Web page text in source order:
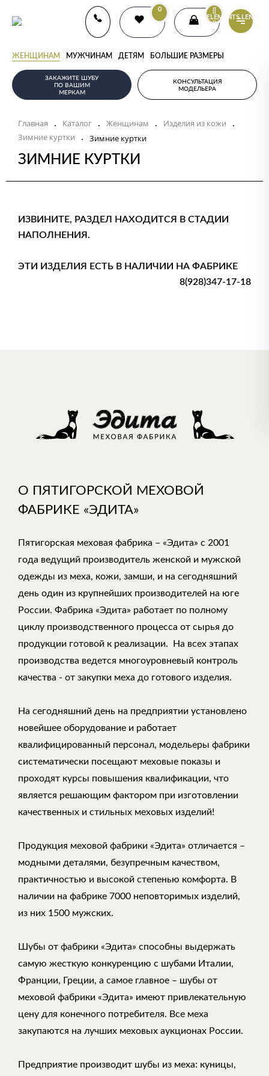
0
{{
ELEMENTS.LENGTH
}}
ЖЕНЩИНАМ МУЖЧИНАМ ДЕТЯМ БОЛЬШИЕ РАЗМЕРЫ
ЗАКАЖИТЕ ШУБУ
ПО ВАШИМ
МЕРКАМ
КОНСУЛЬТАЦИЯ
МОДЕЛЬЕРА
Главная . Каталог . Женщинам . Изделия из кожи .
Зимние куртки . Зимние куртки
ЗИМНИЕ КУРТКИ
ИЗВИНИТЕ, РАЗДЕЛ НАХОДИТСЯ В СТАДИИ
НАПОЛНЕНИЯ.
ЭТИ ИЗДЕЛИЯ ЕСТЬ В НАЛИЧИИ НА ФАБРИКЕ
8(928)347-17-18
О ПЯТИГОРСКОЙ МЕХОВОЙ
ФАБРИКЕ «ЭДИТА»
Пятигорская меховая фабрика – «Эдита» с 2001
года ведущий производитель женской и мужской
одежды из меха, кожи, замши, и на сегодняшний
день один из крупнейших производителей на юге
России. Фабрика «Эдита» работает по полному
циклу производственного процесса от сырья до
продукции готовой к реализации. На всех этапах
производства ведется многоуровневый контроль
качества - от закупки меха до готового изделия.
На сегодняшний день на предприятии установлено
новейшее оборудование и работает
квалифицированный персонал, модельеры фабрики
систематически посещают меховые показы и
проходят курсы повышения квалификации, что
является решающим фактором при изготовлении
качественных и стильных меховых изделий!
Продукция меховой фабрики «Эдита» отличается –
модными деталями, безупречным качеством,
практичностью и высокой степенью комфорта. В
наличии на фабрике 7000 неповторимых изделий,
из них 1500 мужских.
Шубы от фабрики «Эдита» способны выдержать
самую жесткую конкуренцию с шубами Италии,
Франции, Греции, а самое главное – шубы от
меховой фабрики «Эдита» имеют привлекательную
цену для конечного потребителя. Все меха
закупаются на лучших меховых аукционах России.
Предприятие производит шубы из меха: куницы,